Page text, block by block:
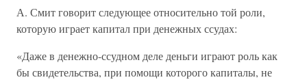
А. Смит говорит следующее относительно той роли,
которую играет капитал при денежных ссудах:
«Даже в денежно-ссудном деле деньги играют роль как
бы свидетельства, при помощи которого капиталы, не